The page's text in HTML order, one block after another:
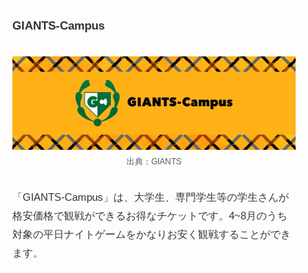
GIANTS-Campus
出典：GIANTS
「GIANTS-Campus」は、大学生、専門学生等の学生さんが
格安価格で観戦ができるお得なチケットです。4~8月のうち
対象の平日ナイトゲームをかなりお安く観戦することができ
ます。